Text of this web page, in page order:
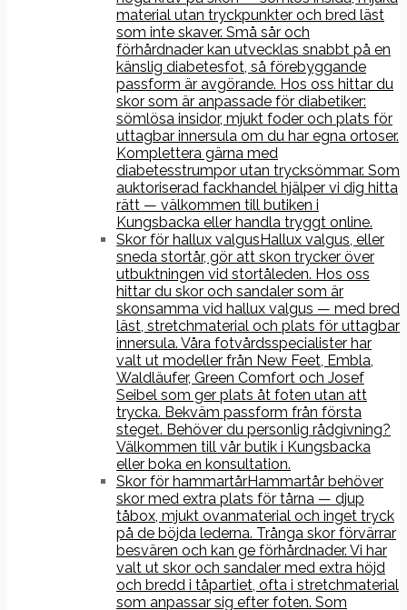
material utan tryckpunkter och bred läst
som inte skaver. Små sår och
förhårdnader kan utvecklas snabbt på en
känslig diabetesfot, så förebyggande
passform är avgörande. Hos oss hittar du
skor som är anpassade för diabetiker:
sömlösa insidor, mjukt foder och plats för
uttagbar innersula om du har egna ortoser.
Komplettera gärna med
diabetesstrumpor utan trycksömmar. Som
auktoriserad fackhandel hjälper vi dig hitta
rätt — välkommen till butiken i
Kungsbacka eller handla tryggt online.
Skor för hallux valgusHallux valgus, eller
sneda stortår, gör att skon trycker över
utbuktningen vid stortåleden. Hos oss
hittar du skor och sandaler som är
skonsamma vid hallux valgus — med bred
läst, stretchmaterial och plats för uttagbar
innersula. Våra fotvårdsspecialister har
valt ut modeller från New Feet, Embla,
Waldläufer, Green Comfort och Josef
Seibel som ger plats åt foten utan att
trycka. Bekväm passform från första
steget. Behöver du personlig rådgivning?
Välkommen till vår butik i Kungsbacka
eller boka en konsultation.
Skor för hammartårHammartår behöver
skor med extra plats för tårna — djup
tåbox, mjukt ovanmaterial och inget tryck
på de böjda lederna. Trånga skor förvärrar
besvären och kan ge förhårdnader. Vi har
valt ut skor och sandaler med extra höjd
och bredd i tåpartiet, ofta i stretchmaterial
som anpassar sig efter foten. Som